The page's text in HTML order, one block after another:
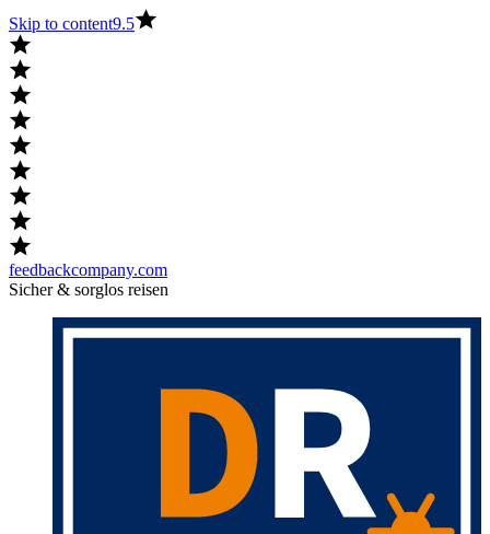
Skip to content9.5
feedbackcompany.com
Sicher & sorglos reisen